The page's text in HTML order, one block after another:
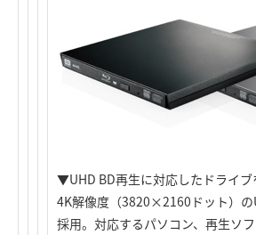
▼UHD BD再生に対応したドライブ
4K解像度（3820×2160ドット）
採用。対応するパソコン、再生ソ